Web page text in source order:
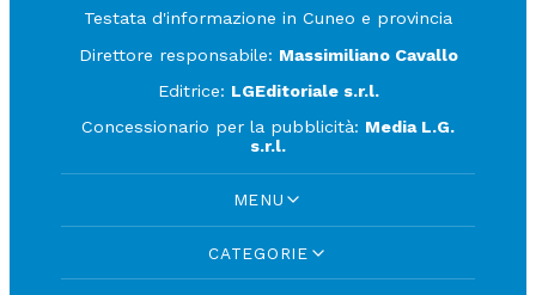
Testata d'informazione in Cuneo e provincia
Direttore responsabile: Massimiliano Cavallo
Editrice: LGEditoriale s.r.l.
Concessionario per la pubblicità: Media L.G.
s.r.l.
MENU
CATEGORIE